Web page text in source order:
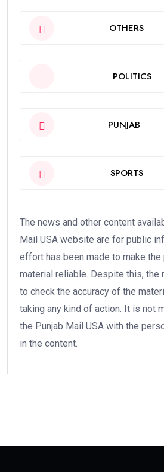
OTHERS
POLITICS
PUNJAB
SPORTS
The news and other content
Mail USA website are for public
effort has been made to make
material reliable. Despite this, the
to check the accuracy of the
taking any kind of action. It is not
the Punjab Mail USA with the
in the content.